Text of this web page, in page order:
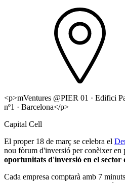
<p>mVentures @PIER 01 · Edifici
nº1 · Barcelona</p>
Capital Cell
El proper 18 de març se celebra el
nou fòrum d'inversió per conèixer en
oportunitats d'inversió en el sector
Cada empresa comptarà amb 7